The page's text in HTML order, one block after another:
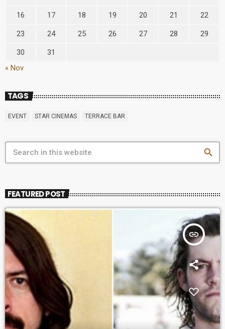
16 17 18 19 20 21 22
23 24 25 26 27 28 29
30
31
« Nov
TAGS
EVENT STAR CINEMAS TERRACE BAR
search
FEATURED POST
insert_link